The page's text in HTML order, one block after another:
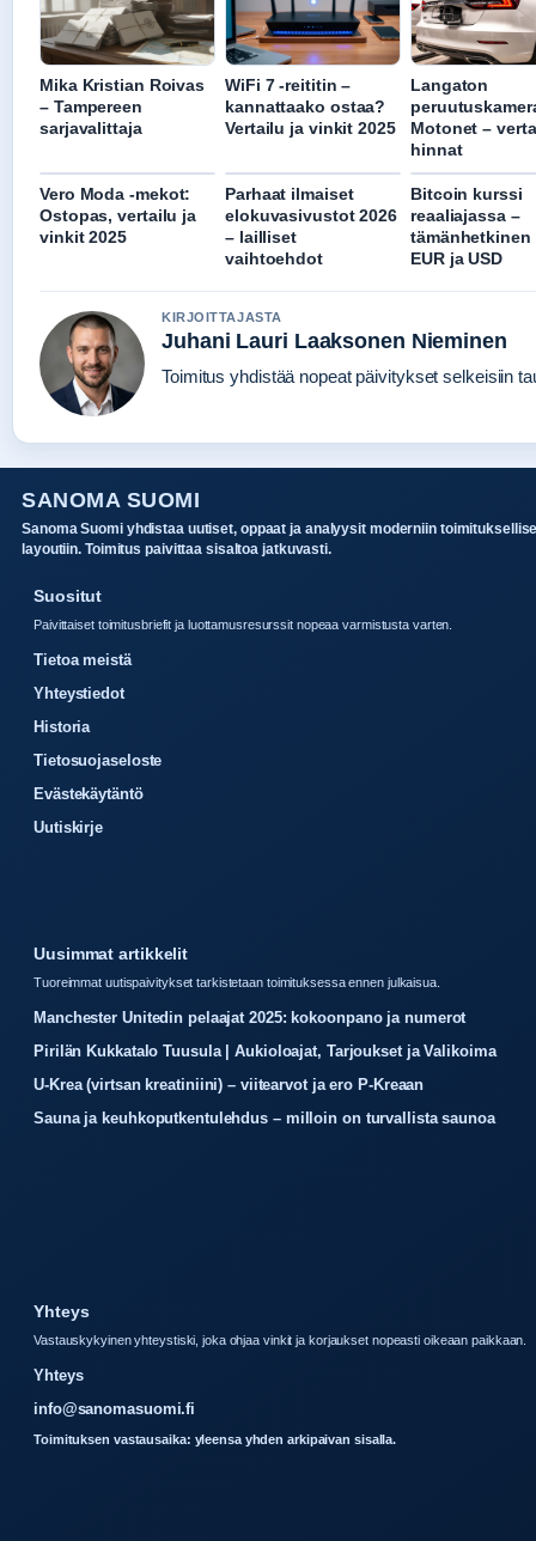
Mika Kristian Roivas
– Tampereen
sarjavalittaja
WiFi 7 -reititin –
kannattaako ostaa?
Vertailu ja vinkit 2025
Langaton
Motonet –
hinnat
Vero Moda -mekot:
Ostopas, vertailu ja
vinkit 2025
Parhaat ilmaiset
elokuvasivustot 2026
– lailliset
vaihtoehdot
Bitcoin kurssi
reaaliajassa –
tämänhetkinen
EUR ja USD
KIRJOITTAJASTA
Juhani Lauri Laaksonen Nieminen
Toimitus yhdistää nopeat päivitykset selkeisiin
SANOMA SUOMI
Sanoma Suomi yhdistaa uutiset, oppaat ja analyysit moderniin
layoutiin. Toimitus paivittaa sisaltoa jatkuvasti.
Suositut
Paivittaiset toimitusbriefit ja luottamusresurssit nopeaa varmistusta varten.
Tietoa meistä
Yhteystiedot
Historia
Tietosuojaseloste
Evästekäytäntö
Uutiskirje
Uusimmat artikkelit
Tuoreimmat uutispaivitykset tarkistetaan toimituksessa ennen julkaisua.
Manchester Unitedin pelaajat 2025: kokoonpano ja numerot
Pirilän Kukkatalo Tuusula | Aukioloajat, Tarjoukset ja Valikoima
U-Krea (virtsan kreatiniini) – viitearvot ja ero P-Kreaan
Sauna ja keuhkoputkentulehdus – milloin on turvallista saunoa
Yhteys
Vastauskykyinen yhteystiski, joka ohjaa vinkit ja korjaukset nopeasti oikeaan paikkaan.
Yhteys
info@sanomasuomi.fi
Toimituksen vastausaika: yleensa yhden arkipaivan sisalla.